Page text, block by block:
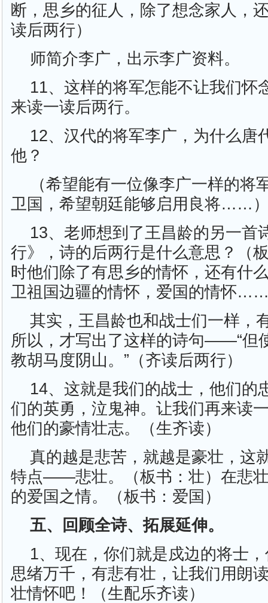
断，思乡的征人，除了想念家人，
读后两行）
师简介李广，出示李广资料。
11、这样的将军怎能不让我们怀
来读一读后两行。
12、汉代的将军李广，为什么唐
他？
（希望能有一位像李广一样的将
卫国，希望朝廷能够启用良将……
13、老师想到了王昌龄的另一
行》，诗的后两行是什么意思？（
时他们除了有思乡的情怀，还有什
卫祖国边疆的情怀，爱国的情怀
其实，王昌龄也和战士们一样，
所以，才写出了这样的诗句——“但
教胡马度阴山。”（齐读后两行）
14、这就是我们的战士，他们的
们的英勇，泣鬼神。让我们再来读
他们的豪情壮志。（生齐读）
真的越是悲苦，就越是豪壮，这
特点——悲壮。（板书：壮）在悲
的爱国之情。（板书：爱国）
五、回顾全诗、拓展延伸。
1、现在，你们就是戍边的将士
思绪万千，有悲有壮，让我们用朗
壮情怀吧！（生配乐齐读）